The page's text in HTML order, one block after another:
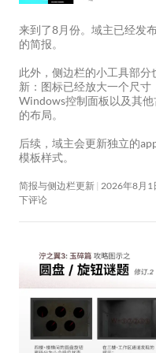
来到了8月份。域主已经发
的简报。
此外，侧边栏的小工具部分
新：图标已经放大一个尺寸
Windows控制面板以及其
的布局。
后续，域主会更新独立的
模板样式。
简报与侧边栏更新 2026年8月1
下评论